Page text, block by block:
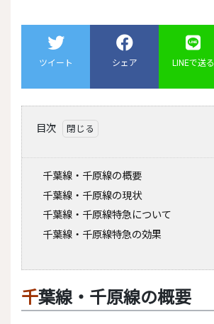
ツイート シェア LINEで送る
目次
千葉線・千原線の概要
千葉線・千原線の現状
千葉線・千原線特急について
千葉線・千原線特急の効果
千葉線・千原線の概要